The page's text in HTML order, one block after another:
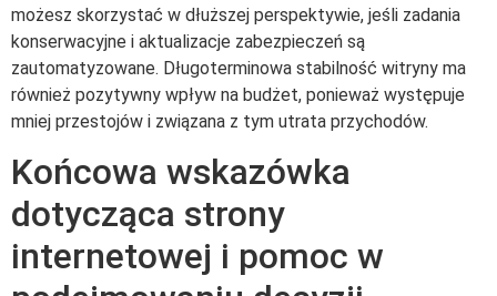
możesz skorzystać w dłuższej perspektywie, jeśli zadania
konserwacyjne i aktualizacje zabezpieczeń są
zautomatyzowane. Długoterminowa stabilność witryny ma
również pozytywny wpływ na budżet, ponieważ występuje
mniej przestojów i związana z tym utrata przychodów.
Końcowa wskazówka
dotycząca strony
internetowej i pomoc w